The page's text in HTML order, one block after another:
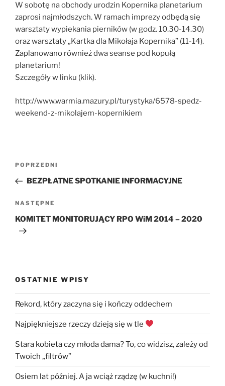
W sobotę na obchody urodzin Kopernika planetarium
zaprosi najmłodszych. W ramach imprezy odbędą się
warsztaty wypiekania pierników (w godz. 10.30-14.30)
oraz warsztaty „Kartka dla Mikołaja Kopernika” (11-14).
Zaplanowano również dwa seanse pod kopułą
planetarium!
Szczegóły w linku (klik).
http://www.warmia.mazury.pl/turystyka/6578-spedz-
weekend-z-mikolajem-kopernikiem
Nawigacja
Poprzedni
wpis
POPRZEDNI
BEZPŁATNE SPOTKANIE INFORMACYJNE
Następny
wpis
NASTĘPNE
KOMITET MONITORUJĄCY RPO WiM 2014 – 2020
OSTATNIE WPISY
Rekord, który zaczyna się i kończy oddechem
Najpiękniejsze rzeczy dzieją się w tle
Stara kobieta czy młoda dama? To, co widzisz, zależy od
Twoich „filtrów”
Osiem lat później. A ja wciąż rządzę (w kuchni!)